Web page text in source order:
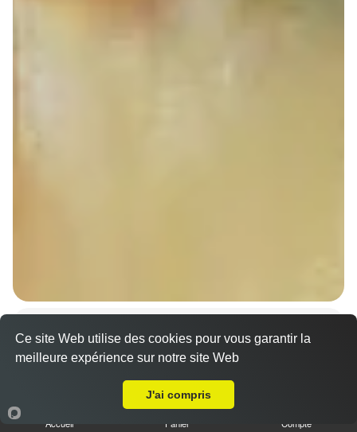
Dès7.00 €
Accueil Panier Compte
Ce site Web utilise des cookies pour vous garantir la
meilleure expérience sur notre site Web
J'ai compris